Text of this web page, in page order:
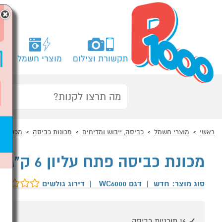
תקשורת וצילום מוצרי חשמל
ראשי מוצרי חשמל כביסה, ייבוש ומדיחים מכונות כביסה מכונות
מכונת כביסה פתח עליון 6 ק"ג CRYSTAL WC6000
סוג מוצר: חדש | דגם WC6000 | דירוג גולשים
×